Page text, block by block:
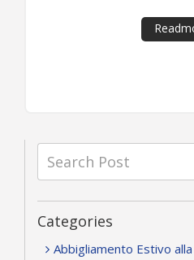
Categories
Abbigliamento Estivo